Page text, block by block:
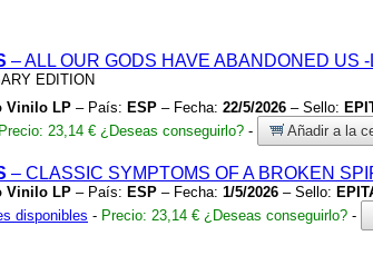
– ALL OUR GODS HAVE ABANDONED US -
EDITION
Vinilo LP – País: ESP – Fecha: 22/5/2026 – Sello:
Precio: 23,14 € ¿Deseas conseguirlo? - Añadir a la
– CLASSIC SYMPTOMS OF A BROKEN
Vinilo LP – País: ESP – Fecha: 1/5/2026 – Sello:
disponibles - Precio: 23,14 € ¿Deseas conseguirlo? -